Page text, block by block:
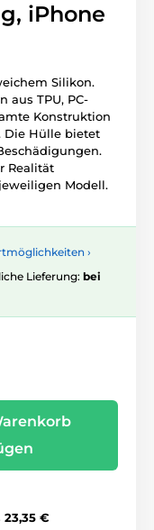
iPhone
Silikon.
aus TPU, PC-
Konstruktion
Die Hülle bietet
Realität
Modell.
›
Lieferung: bei
23,35 €